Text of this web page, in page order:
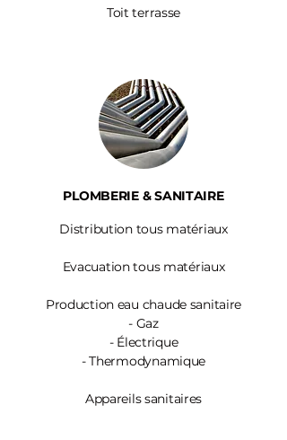
Toit terrasse
PLOMBERIE & SANITAIRE
Distribution tous matériaux
Evacuation tous matériaux
Production eau chaude sanitaire
- Gaz
- Électrique
- Thermodynamique
Appareils sanitaires